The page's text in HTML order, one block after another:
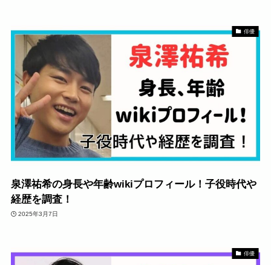
俳優
泉澤祐希の身長や年齢wikiプロフィール！子役時代や
経歴を調査！
2025年3月7日
俳優